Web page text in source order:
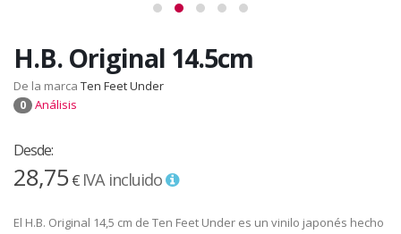
H.B. Original 14.5cm
De la marca Ten Feet Under
0 Análisis
Desde:
28,75€ IVA incluido
El H.B. Original 14,5 cm de Ten Feet Under es un vinilo japonés hecho